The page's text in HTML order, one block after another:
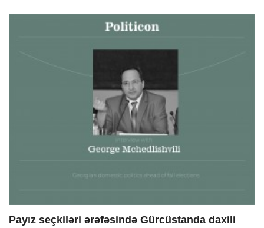
Payız seçkiləri ərəfəsində Gürcüstanda daxili